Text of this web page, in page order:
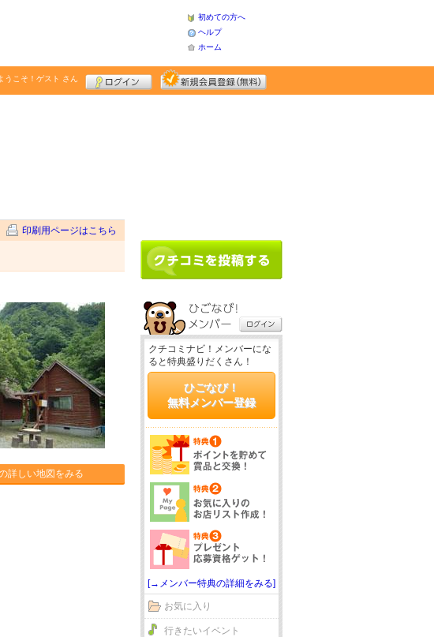
初めての方へ
ヘルプ
ホーム
うこそ！ ゲスト さん
印刷用ページはこちら
詳しい地図をみる
クチコミナビ！メンバーにな
ると特典盛りだくさん！
ひごなび！
無料メンバー登録
[→メンバー特典の詳細をみる]
お気に入り
行きたいイベント